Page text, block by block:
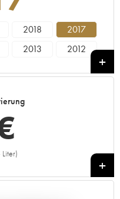
2018
2017
2013
2012
+